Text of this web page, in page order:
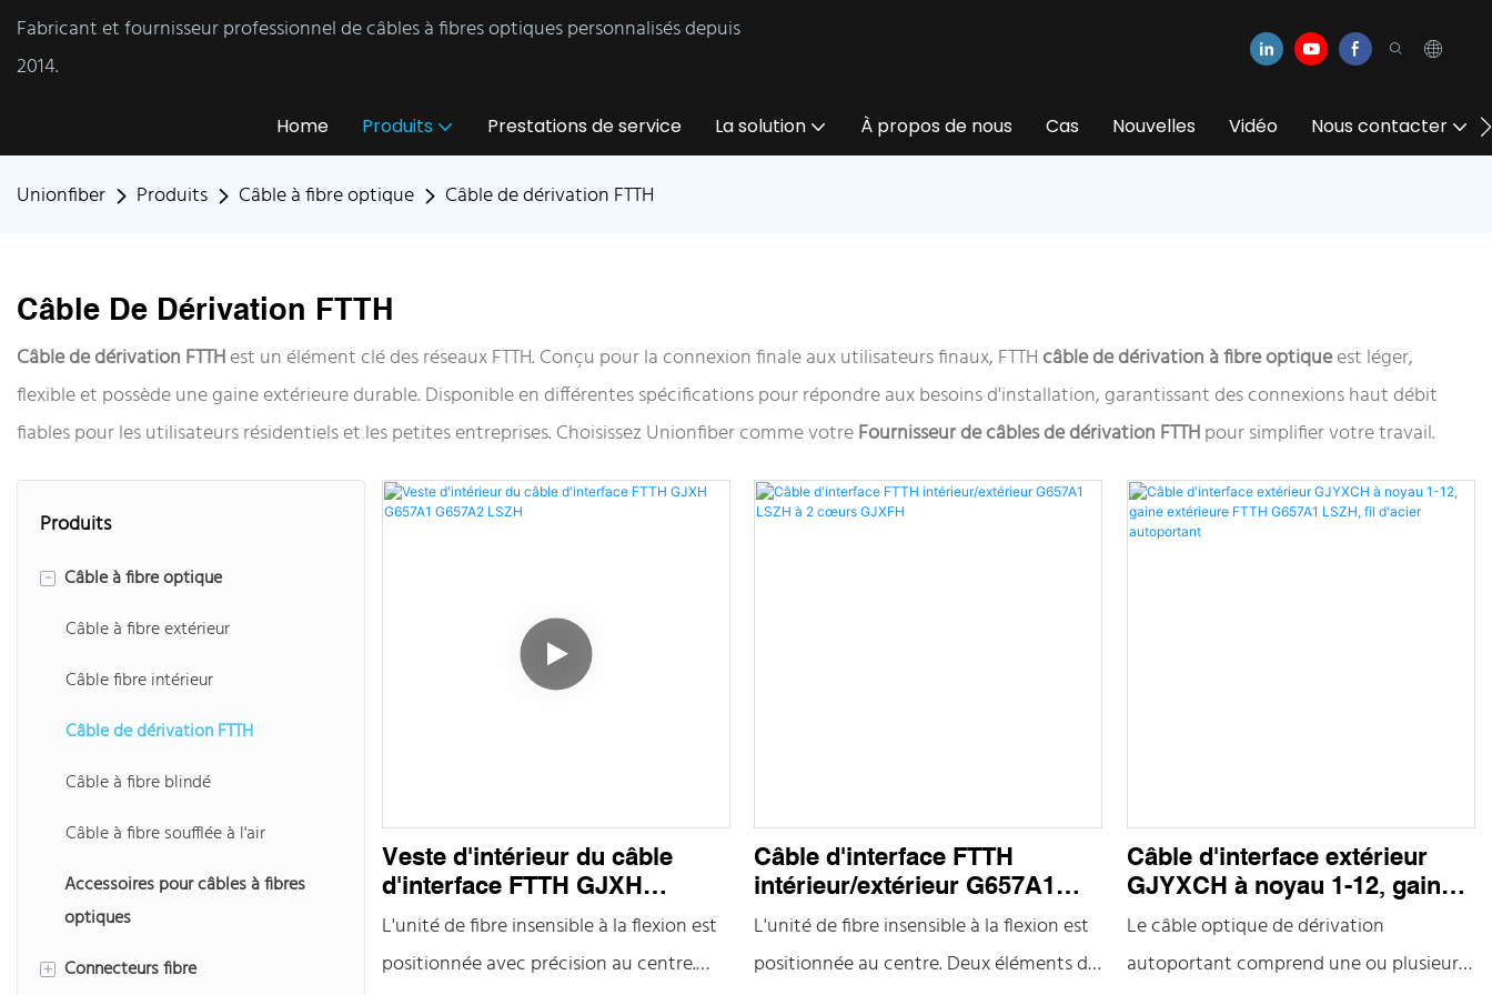
Fabricant et fournisseur professionnel de câbles à fibres optiques personnalisés depuis
2014.
Home Produits Prestations de service La solution À propos de nous Cas Nouvelles Vidéo Nous contacter
Unionfiber Produits Câble à fibre optique Câble de dérivation FTTH
Câble De Dérivation FTTH
Câble de dérivation FTTHest un élément clé des réseaux FTTH. Conçu pour la connexion finale aux utilisateurs finaux, FTTH câble de dérivation à fibre optiqueest léger,
flexible et possède une gaine extérieure durable. Disponible en différentes spécifications pour répondre aux besoins d'installation, garantissant des connexions haut débit
fiables pour les utilisateurs résidentiels et les petites entreprises. Choisissez Unionfiber comme votreFournisseur de câbles de dérivation FTTHpour simplifier votre travail.
Produits
- Câble à fibre optique
Câble à fibre extérieur
Câble fibre intérieur
Câble de dérivation FTTH
Câble à fibre blindé
Câble à fibre soufflée à l'air
Accessoires pour câbles à fibres
optiques
+ Connecteurs fibre
Veste d'intérieur du câble
d'interface FTTH GJXH
G657A1 G657A2 LSZH
L'unité de fibre insensible à la flexion est
positionnée avec précision au centre.
Câble d'interface FTTH
intérieur/extérieur G657A1
LSZH à 2 cœurs GJXFH
L'unité de fibre insensible à la flexion est
positionnée au centre. Deux éléments de
Câble d'interface extérieur
GJYXCH à noyau 1-12, gaine
extérieure FTTH G657A1
LSZH, fil d'acier autoportant
Le câble optique de dérivation
autoportant comprend une ou plusieurs